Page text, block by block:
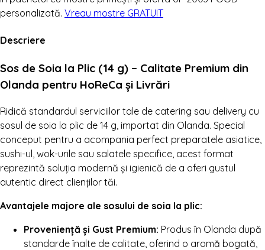
personalizată. Vreau mostre GRATUIT
Descriere
Sos de Soia la Plic (14 g) – Calitate Premium din
Olanda pentru HoReCa și Livrări
Ridică standardul serviciilor tale de catering sau delivery cu
sosul de soia la plic de 14 g, importat din Olanda. Special
conceput pentru a acompania perfect preparatele asiatice,
sushi-ul, wok-urile sau salatele specifice, acest format
reprezintă soluția modernă și igienică de a oferi gustul
autentic direct clienților tăi.
Avantajele majore ale sosului de soia la plic:
Proveniență și Gust Premium: Produs în Olanda după
standarde înalte de calitate, oferind o aromă bogată,